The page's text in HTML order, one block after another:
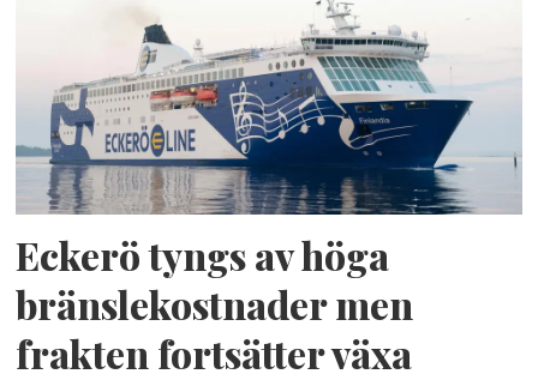
Eckerö tyngs av höga
bränslekostnader men
frakten fortsätter växa